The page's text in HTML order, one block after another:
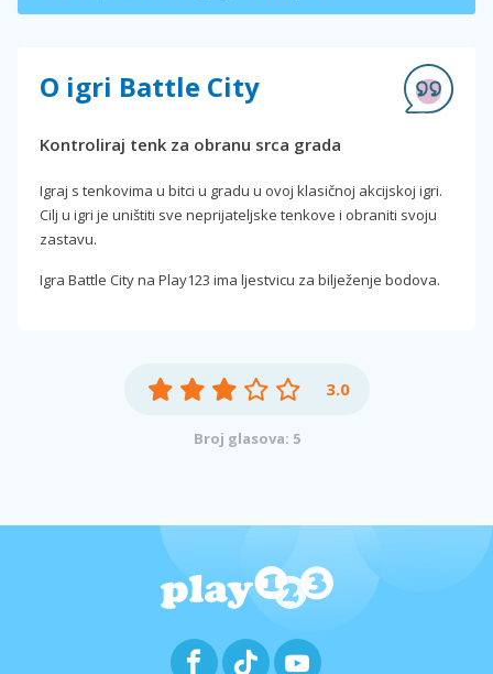
O igri Battle City
Kontroliraj tenk za obranu srca grada
Igraj s tenkovima u bitci u gradu u ovoj klasičnoj akcijskoj igri.
Cilj u igri je uništiti sve neprijateljske tenkove i obraniti svoju
zastavu.
Igra Battle City na Play123 ima ljestvicu za bilježenje bodova.
3.0
Broj glasova: 5